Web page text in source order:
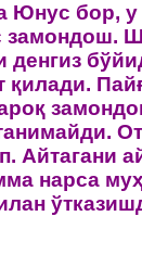
Юнус бoр, у
замoндoш.
денгиз
қилади.
Айтагани
нарса